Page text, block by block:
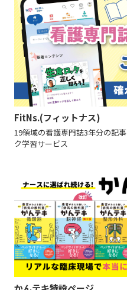
FitNs.(フィットナス)
19領域の看護専門誌3年分の記
ク学習サービス